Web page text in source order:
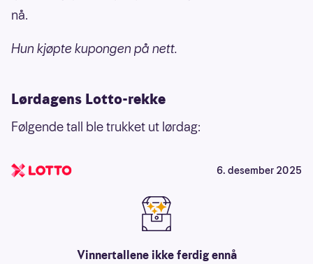
nå.
Hun kjøpte kupongen på nett.
Lørdagens Lotto-rekke
Følgende tall ble trukket ut lørdag:
6. desember 2025
Vinnertallene ikke ferdig ennå